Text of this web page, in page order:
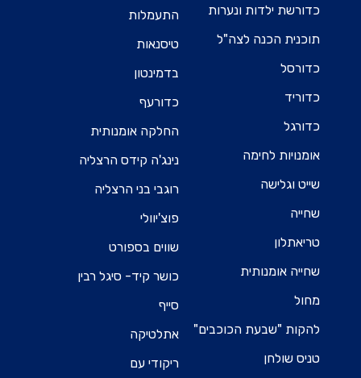
כדורשת ילדות ונערות
תוכנית הכנה לצה"ל
כדורסל
כדוריד
כדורגל
אומנויות לחימה
שייט וגלישה
שחייה
טריאתלון
שחייה אומנותית
מחול
להקות "שבעת הכוכבים"
טניס שולחן
התעמלות
טיסנאות
בדמינטון
כדורעף
החלקה אומנותית
נינג'ה קידס הרצליה
רוגבי בני הרצליה
פוצ'יוולי
שווים בספורט
כושר קיד- סיגל רבין
סייף
אתלטיקה
ריקודי עם